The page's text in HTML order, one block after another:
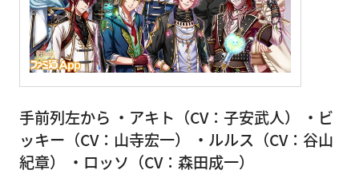
手前列左から ・アキト（CV：子安武人） ・ビ
ッキー（CV：山寺宏一） ・ルルス（CV：谷山
紀章） ・ロッソ（CV：森田成一）